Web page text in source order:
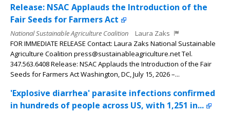
Release: NSAC Applauds the Introduction of the
Fair Seeds for Farmers Act
National Sustainable Agriculture Coalition
Laura Zaks
FOR IMMEDIATE RELEASE Contact: Laura Zaks National Sustainable
Agriculture Coalition press@sustainableagriculture.net Tel.
347.563.6408 Release: NSAC Applauds the Introduction of the Fair
Seeds for Farmers Act Washington, DC, July 15, 2026 –...
'Explosive diarrhea' parasite infections confirmed
in hundreds of people across US, with 1,251 in...